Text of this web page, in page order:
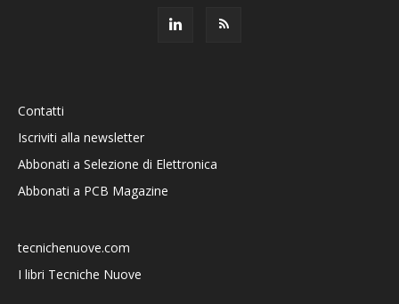
Contatti
Iscriviti alla newsletter
Abbonati a Selezione di Elettronica
Abbonati a PCB Magazine
tecnichenuove.com
I libri Tecniche Nuove